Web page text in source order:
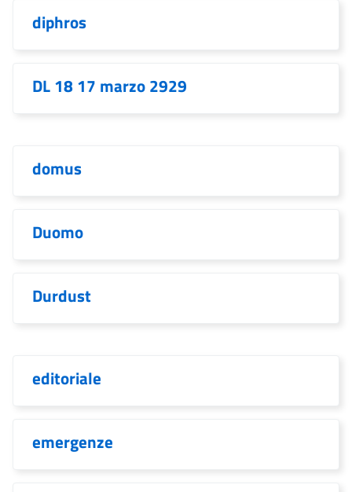
diphros
DL 18 17 marzo 2929
domus
Duomo
Durdust
editoriale
emergenze